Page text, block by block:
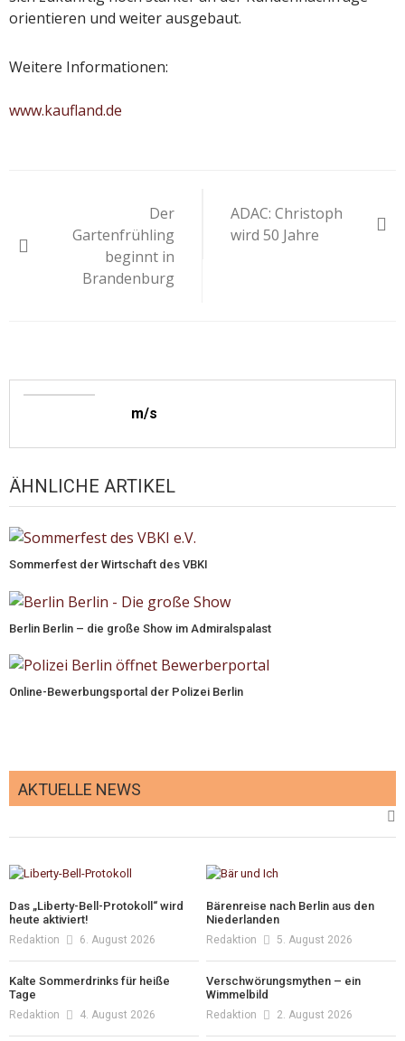
orientieren und weiter ausgebaut.
Weitere Informationen:
www.kaufland.de
Der
Gartenfrühling
beginnt in
Brandenburg
ADAC: Christoph
wird 50 Jahre
m/s
ÄHNLICHE ARTIKEL
Sommerfest der Wirtschaft des VBKI
Berlin Berlin – die große Show im Admiralspalast
Online-Bewerbungsportal der Polizei Berlin
AKTUELLE NEWS
Das „Liberty-Bell-Protokoll“ wird
heute aktiviert!
Redaktion 6. August 2026
Bärenreise nach Berlin aus den
Niederlanden
Redaktion 5. August 2026
Kalte Sommerdrinks für heiße
Tage
Redaktion 4. August 2026
Verschwörungsmythen – ein
Wimmelbild
Redaktion 2. August 2026